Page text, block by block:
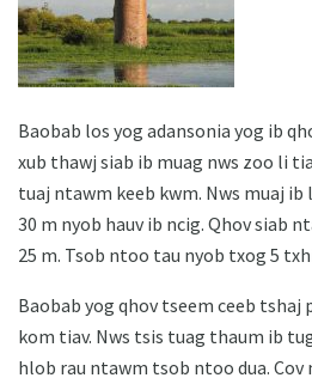
Baobab los yog adansonia yog ib
xub thawj siab ib muag nws zoo li
tuaj ntawm keeb kwm. Nws muaj ib
30 m nyob hauv ib ncig. Qhov siab
25 m. Tsob ntoo tau nyob txog 5
Baobab yog qhov tseem ceeb tshaj
kom tiav. Nws tsis tuag thaum ib
hlob rau ntawm tsob ntoo dua. Cov